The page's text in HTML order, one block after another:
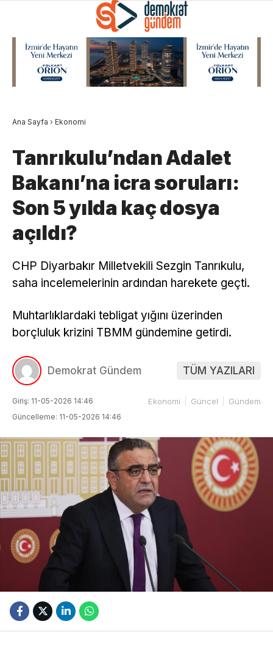
Ana Sayfa › Ekonomi
Tanrıkulu’ndan Adalet
Bakanı’na icra soruları:
Son 5 yılda kaç dosya
açıldı?
CHP Diyarbakır Milletvekili Sezgin Tanrıkulu,
saha incelemelerinin ardından harekete geçti.
Muhtarlıklardaki tebligat yığını üzerinden
borçluluk krizini TBMM gündemine getirdi.
Demokrat Gündem TÜM YAZILARI
Giriş: 11-05-2026 14:46
Güncelleme: 11-05-2026 14:46
Ekonomi Güncel Gündem